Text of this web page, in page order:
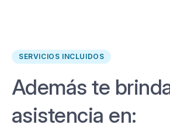
SERVICIOS INCLUIDOS
Además te
asistencia en: